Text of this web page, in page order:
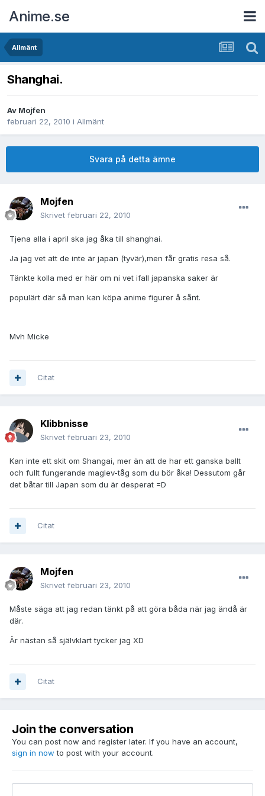
Anime.se
Allmänt
Shanghai.
Av Mojfen
februari 22, 2010 i Allmänt
Svara på detta ämne
Mojfen
Skrivet februari 22, 2010
Tjena alla i april ska jag åka till shanghai.
Ja jag vet att de inte är japan (tyvär),men får gratis resa så.
Tänkte kolla med er här om ni vet ifall japanska saker är
populärt där så man kan köpa anime figurer å sånt.
Mvh Micke
Citat
Klibbnisse
Skrivet februari 23, 2010
Kan inte ett skit om Shangai, mer än att de har ett ganska ballt
och fullt fungerande maglev-tåg som du bör åka! Dessutom går
det båtar till Japan som du är desperat =D
Citat
Mojfen
Skrivet februari 23, 2010
Måste säga att jag redan tänkt på att göra båda när jag ändå är
där.
Är nästan så självklart tycker jag XD
Citat
Join the conversation
You can post now and register later. If you have an account,
sign in now to post with your account.